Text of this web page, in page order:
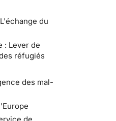
du
: Lever de
réfugiés
des mal-